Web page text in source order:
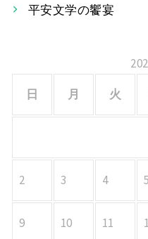
ン平安文学の饗宴
日
月 火
2 3 4 5
9 10 11